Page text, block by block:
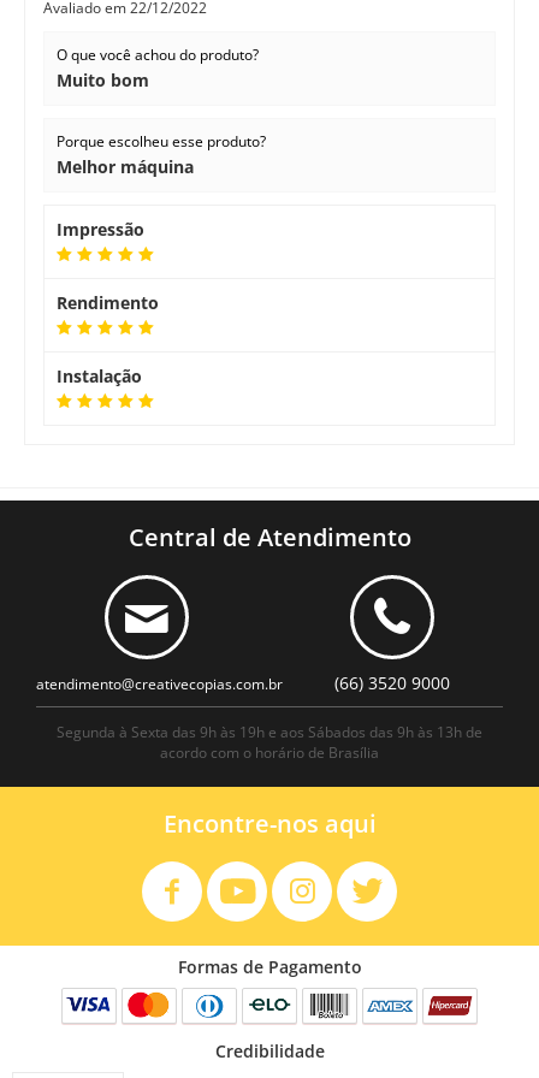
Avaliado em22/12/2022
O que você achou do produto?
Muito bom
Porque escolheu esse produto?
Melhor máquina
Impressão
Rendimento
Instalação
Central de Atendimento
atendimento@creativecopias.com.br (66) 3520 9000
Segunda à Sexta das 9h às 19h e aos Sábados das 9h às 13h de
acordo com o horário de Brasília
Encontre-nos aqui
Formas de Pagamento
Credibilidade